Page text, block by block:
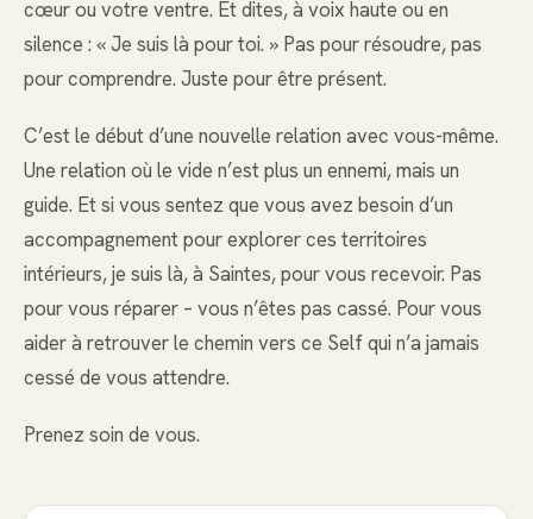
cœur ou votre ventre. Et dites, à voix haute ou en
silence : « Je suis là pour toi. » Pas pour résoudre, pas
pour comprendre. Juste pour être présent.
C’est le début d’une nouvelle relation avec vous-même.
Une relation où le vide n’est plus un ennemi, mais un
guide. Et si vous sentez que vous avez besoin d’un
accompagnement pour explorer ces territoires
intérieurs, je suis là, à Saintes, pour vous recevoir. Pas
pour vous réparer – vous n’êtes pas cassé. Pour vous
aider à retrouver le chemin vers ce Self qui n’a jamais
cessé de vous attendre.
Prenez soin de vous.